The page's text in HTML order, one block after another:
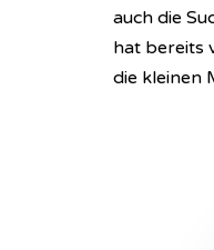
auch die
hat bereits
die kleinen